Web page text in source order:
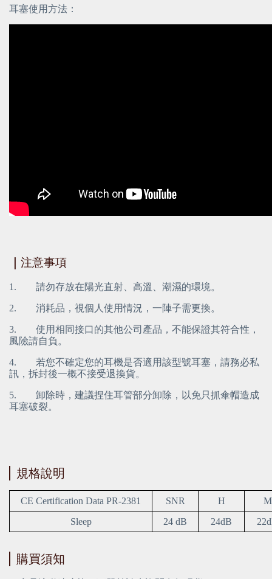
耳塞使用方法：
注意事項
1.        請勿存放在陽光直射、高溫、潮濕的環境。
2.        消耗品，視個人使用情況，一陣子需更換。
3.        使用相同接口的其他公司產品，不能保證其符合性，
風險請自負。
4.        若您不確定您的耳機是否適用該型號耳塞，請務必私
訊，拆封後一概不接受退換貨。
5.        卸除時，建議捏住耳管部分卸除，以免只抓傘帽造成
耳塞破裂。
規格說明
CE Certification Data PR-2381 SNR H
M
Sleep
24 dB 24dB
購買須知